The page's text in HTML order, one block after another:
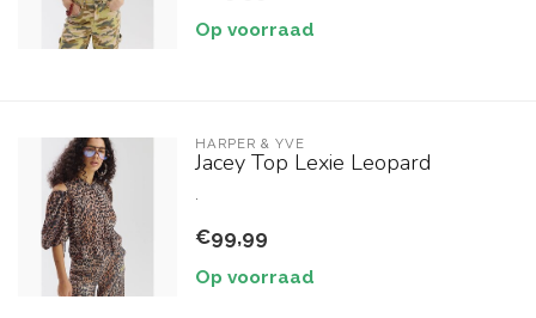
Op voorraad
HARPER & YVE
Jacey Top Lexie Leopard
€99,99
Op voorraad